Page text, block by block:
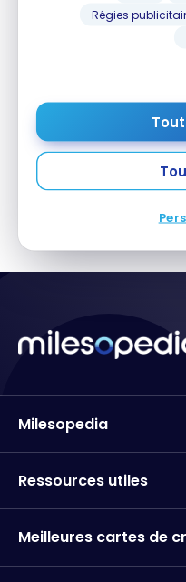
Régies
Avis: Salon Asuka
21 novembre 2019
Milesopedia
Ressources utiles
Meilleures cartes de